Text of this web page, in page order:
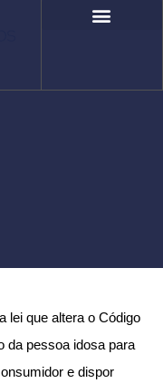
lei que altera o Código
da pessoa idosa para
e dispor